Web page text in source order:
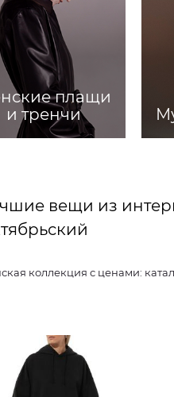
плащи
и тренчи
вещи из
Женская